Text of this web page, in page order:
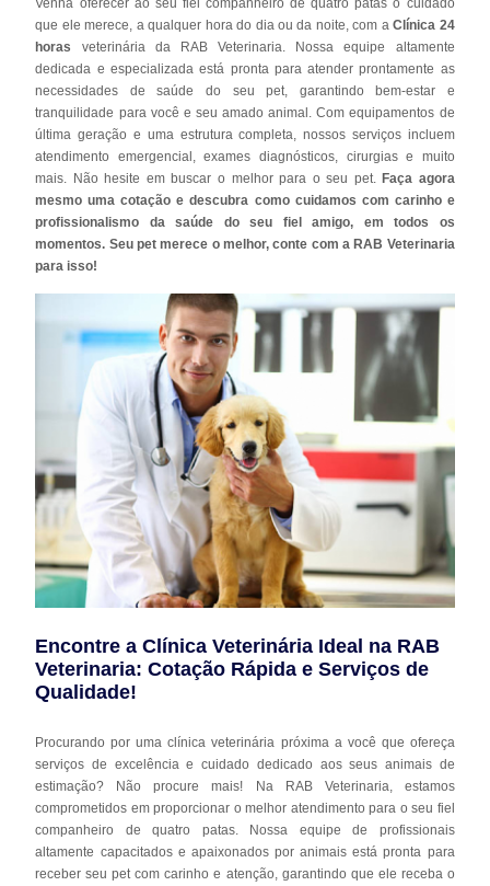
que ele merece, a qualquer hora do dia ou da noite, com aClínica 24
horas
veterinária da RAB Veterinaria. Nossa equipe altamente
dedicada e especializada está pronta para atender prontamente as
necessidades de saúde do seu pet, garantindo bem-estar e
tranquilidade para você e seu amado animal. Com equipamentos de
última geração e uma estrutura completa, nossos serviços incluem
atendimento emergencial, exames diagnósticos, cirurgias e muito
mais. Não hesite em buscar o melhor para o seu pet.Faça agora
mesmo uma cotação e descubra como cuidamos com carinho e
profissionalismo da saúde do seu fiel amigo, em todos os
momentos. Seu pet merece o melhor, conte com a RAB Veterinaria
para isso!
Encontre a Clínica Veterinária Ideal na RAB
Veterinaria: Cotação Rápida e Serviços de
Qualidade!
Procurando por uma clínica veterinária próxima a você que ofereça
serviços de excelência e cuidado dedicado aos seus animais de
estimação? Não procure mais! Na RAB Veterinaria, estamos
comprometidos em proporcionar o melhor atendimento para o seu fiel
companheiro de quatro patas. Nossa equipe de profissionais
altamente capacitados e apaixonados por animais está pronta para
receber seu pet com carinho e atenção, garantindo que ele receba o